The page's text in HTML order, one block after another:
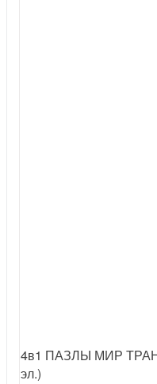
4в1 ПАЗЛЫ МИР
эл.)